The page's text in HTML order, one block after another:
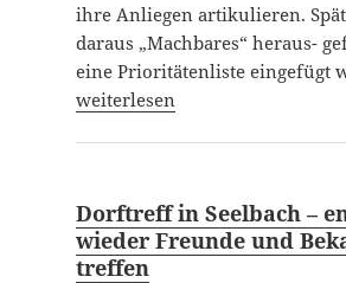
ihre Anliegen artikulieren.
daraus „Machbares“ heraus-
eine Prioritätenliste eingefügt
weiterlesen
Dorftreff in Seelbach –
wieder Freunde und
treffen